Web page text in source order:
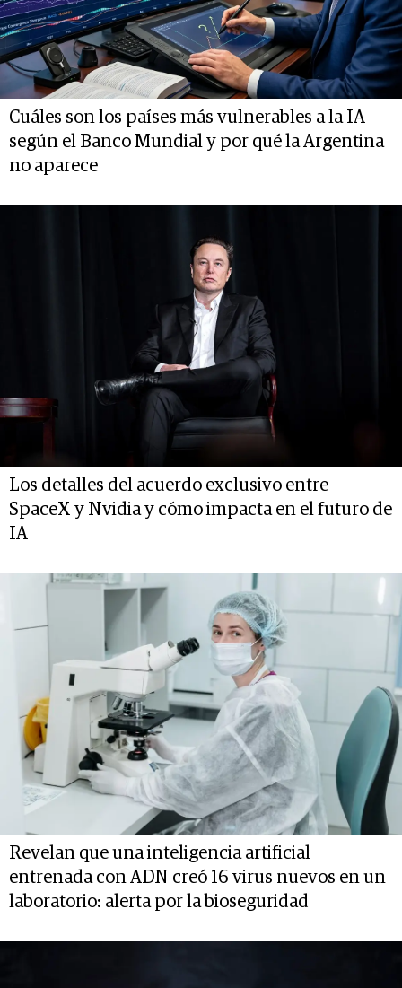
Cuáles son los países más vulnerables a la IA
según el Banco Mundial y por qué la Argentina
no aparece
Los detalles del acuerdo exclusivo entre
SpaceX y Nvidia y cómo impacta en el futuro de
IA
Revelan que una inteligencia artificial
entrenada con ADN creó 16 virus nuevos en un
laboratorio: alerta por la bioseguridad